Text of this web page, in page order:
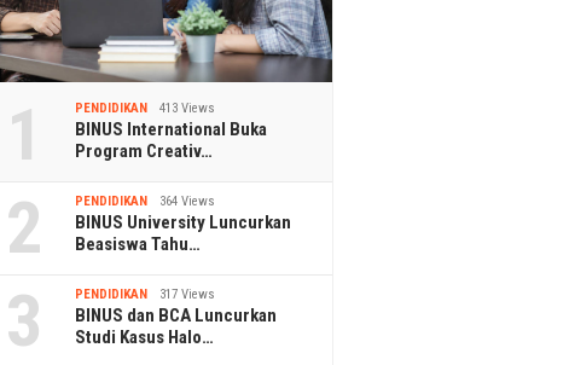
1 PENDIDIKAN 413 Views
BINUS International Buka
Program Creativ…
2 PENDIDIKAN 364 Views
BINUS University Luncurkan
Beasiswa Tahu…
3 PENDIDIKAN 317 Views
BINUS dan BCA Luncurkan
Studi Kasus Halo…